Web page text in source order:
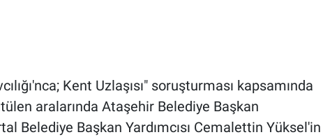
Kent Uzlaşısı" soruşturması kapsamında
aralarında Ataşehir Belediye Başkan
Belediye Başkan Yardımcısı Cemalettin Yüksel'in